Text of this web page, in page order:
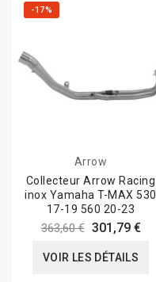
-17%
Arrow
Collecteur Arrow Racing
inox Yamaha T-MAX 530
17-19 560 20-23
363,60 € 301,79 €
VOIR LES DÉTAILS